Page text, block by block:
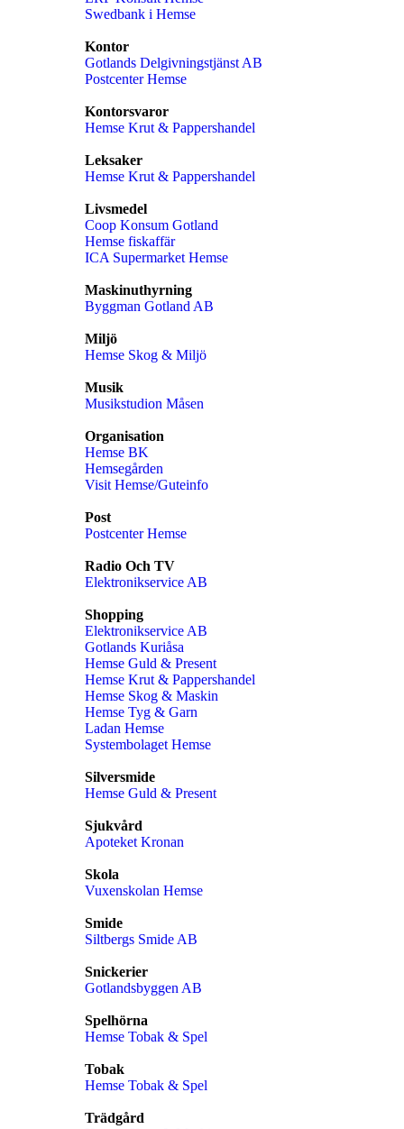
Swedbank i Hemse
Kontor
Gotlands Delgivningstjänst AB
Postcenter Hemse
Kontorsvaror
Hemse Krut & Pappershandel
Leksaker
Hemse Krut & Pappershandel
Livsmedel
Coop Konsum Gotland
Hemse fiskaffär
ICA Supermarket Hemse
Maskinuthyrning
Byggman Gotland AB
Miljö
Hemse Skog & Miljö
Musik
Musikstudion Måsen
Organisation
Hemse BK
Hemsegården
Visit Hemse/Guteinfo
Post
Postcenter Hemse
Radio Och TV
Elektronikservice AB
Shopping
Elektronikservice AB
Gotlands Kuriåsa
Hemse Guld & Present
Hemse Krut & Pappershandel
Hemse Skog & Maskin
Hemse Tyg & Garn
Ladan Hemse
Systembolaget Hemse
Silversmide
Hemse Guld & Present
Sjukvård
Apoteket Kronan
Skola
Vuxenskolan Hemse
Smide
Siltbergs Smide AB
Snickerier
Gotlandsbyggen AB
Spelhörna
Hemse Tobak & Spel
Tobak
Hemse Tobak & Spel
Trädgård